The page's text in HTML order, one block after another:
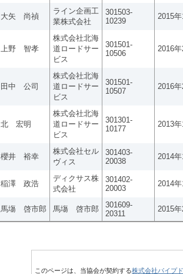
大矢 尚禎
ライン企画工
業株式会社
301503-
10239
2015
上野 智孝
株式会社北海
道ロードサー
ビス
301501-
10506
2016
田中 公司
株式会社北海
道ロードサー
ビス
301501-
10507
2016
北 宏明
株式会社北海
道ロードサー
ビス
301301-
10177
2013
櫻井 裕幸
株式会社セル
ヴィス
301403-
20038
2014
稲澤 政浩
ディクサス株
式会社
301402-
20003
2014
馬塲 啓市郎 馬塲 啓市郎
301609-
20311
2015
このページは、当協会が契約する株式会社パイプ